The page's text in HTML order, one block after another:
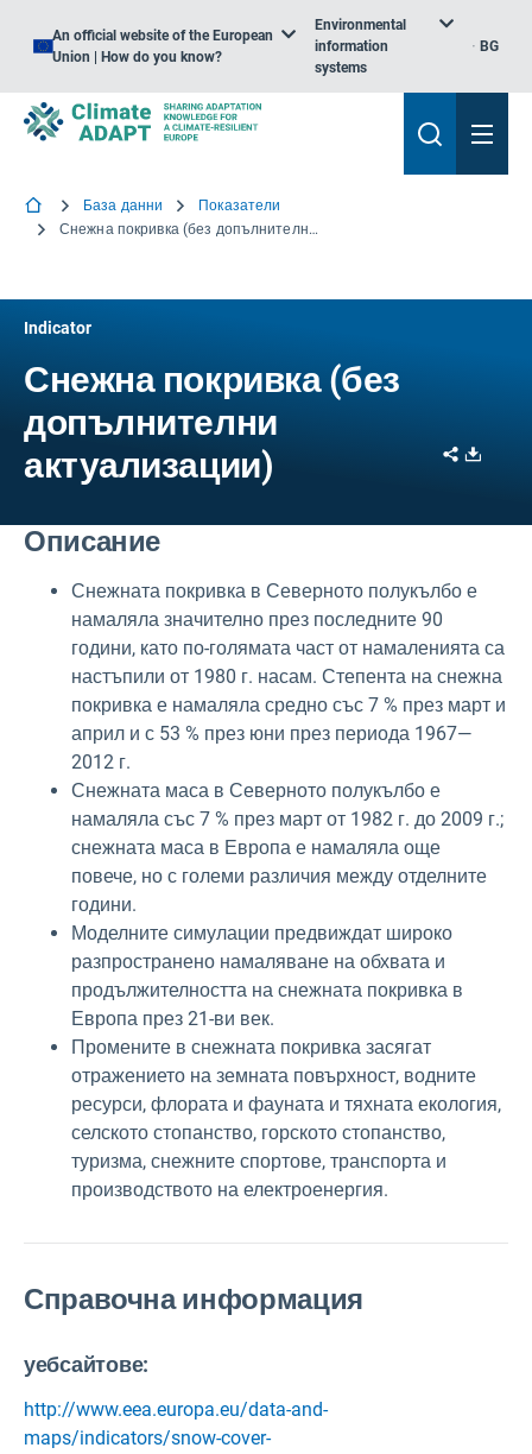
An official website of the European
Union | How do you know?
Environmental
information
systems
BG
База данни
Показатели
Снежна покривка (без допълнителни актуализации)
Indicator
Снежна покривка (без
допълнителни
актуализации)
Share
Описание
Снежната покривка в Северното полукълбо е
намаляла значително през последните 90
години, като по-голямата част от намаленията са
настъпили от 1980 г. насам. Степента на снежна
покривка е намаляла средно със 7 % през март и
април и с 53 % през юни през периода 1967—
2012 г.
Снежната маса в Северното полукълбо е
намаляла със 7 % през март от 1982 г. до 2009 г.;
снежната маса в Европа е намаляла още
повече, но с големи различия между отделните
години.
Моделните симулации предвиждат широко
разпространено намаляване на обхвата и
продължителността на снежната покривка в
Европа през 21-ви век.
Промените в снежната покривка засягат
отражението на земната повърхност, водните
ресурси, флората и фауната и тяхната екология,
селското стопанство, горското стопанство,
туризма, снежните спортове, транспорта и
производството на електроенергия.
Справочна информация
уебсайтове:
http://www.eea.europa.eu/data-and-
maps/indicators/snow-cover-